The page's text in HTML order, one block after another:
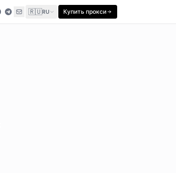
🇷🇺RU Купить прокси